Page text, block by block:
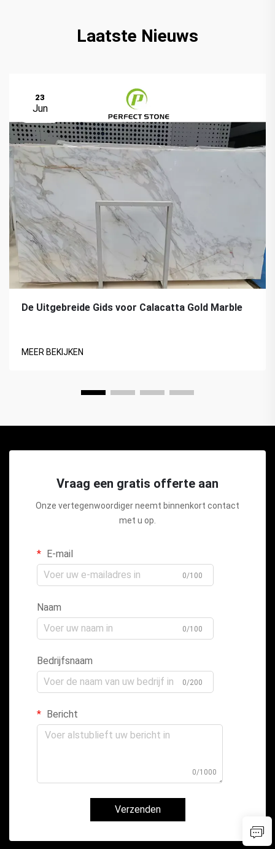
Laatste Nieuws
23
Jun
De Uitgebreide Gids voor Calacatta Gold Marble
MEER BEKIJKEN
Vraag een gratis offerte aan
Onze vertegenwoordiger neemt binnenkort contact
met u op.
E-mail
0/100
Naam
0/100
Bedrijfsnaam
0/200
Bericht
0/1000
Verzenden